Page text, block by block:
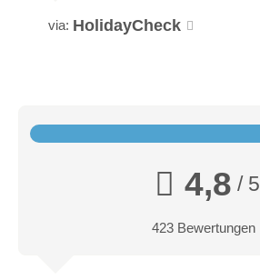
via: HolidayCheck
4,8 / 5
423 Bewertungen